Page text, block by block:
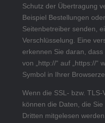
Schutz der Übertragung
Beispiel Bestellungen
Seitenbetreiber senden,
Verschlüsselung. Eine
erkennen Sie daran,
von „http://“ auf „https://“
Symbol in Ihrer
Wenn die SSL- bzw. TLS-
können die Daten, die
Dritten mitgelesen werden.